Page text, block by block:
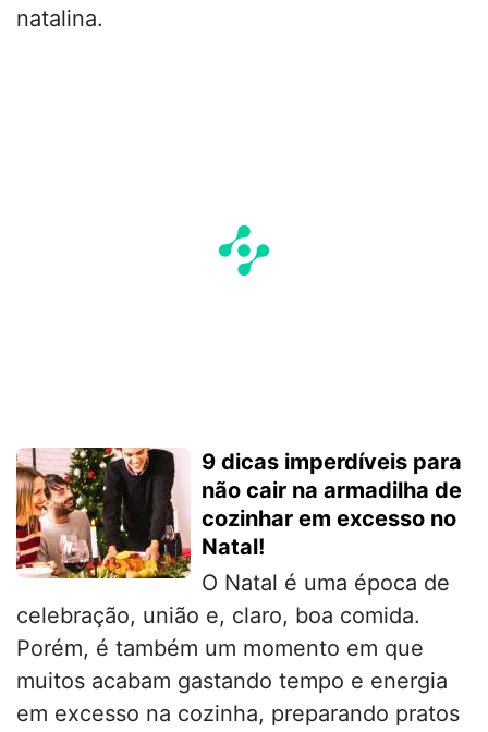
natalina.
9 dicas imperdíveis para
não cair na armadilha de
cozinhar em excesso no
Natal!
O Natal é uma época de
celebração, união e, claro, boa comida.
Porém, é também um momento em que
muitos acabam gastando tempo e energia
em excesso na cozinha, preparando pratos